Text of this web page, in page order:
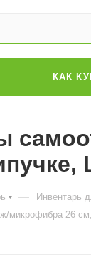
КАК
— Инвентарь
микрофибра 26